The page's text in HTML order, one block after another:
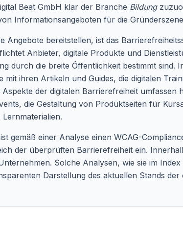
Beat GmbH klar der Branche Bildung
Informationsangeboten für die
Angebote bereitstellen, ist das
Anbieter, digitale Produkte und
durch die breite Öffentlichkeit bestimmt sind.
ihren Artikeln und Guides, die digitalen
der digitalen Barrierefreiheit umfassen
die Gestaltung von Produktseiten für
gemäß einer Analyse einen WCAG-
der überprüften Barrierefreiheit ein.
Solche Analysen, wie sie im
Darstellung des aktuellen Stands